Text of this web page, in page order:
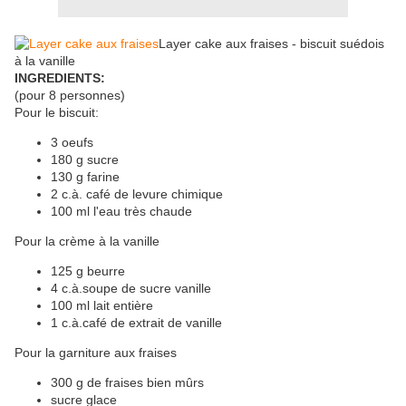
Layer cake aux fraises - biscuit suédois
à la vanille
INGREDIENTS:
(pour 8 personnes)
Pour le biscuit:
3 oeufs
180 g sucre
130 g farine
2 c.à. café de levure chimique
100 ml l'eau très chaude
Pour la crème à la vanille
125 g beurre
4 c.à.soupe de sucre vanille
100 ml lait entière
1 c.à.café de extrait de vanille
Pour la garniture aux fraises
300 g de fraises bien mûrs
sucre glace